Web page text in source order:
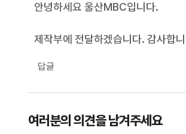
안녕하세요 울산MBC입니다.
제작부에 전달하겠습니다. 감사합
답글
여러분의 의견을 남겨주세요